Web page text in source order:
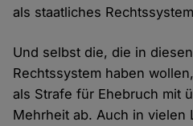
als staatliches
Und selbst die, die in
Rechtssystem haben
als Strafe für Ehebruch mit
Mehrheit ab. Auch in vielen